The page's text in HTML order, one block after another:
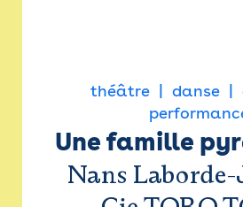
théâtre danse
Une famille
Nans